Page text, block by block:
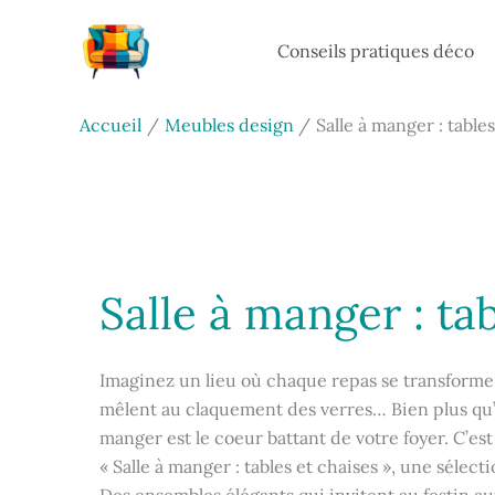
Conseils pratiques déco
Accueil Meubles design Salle à manger :
Salle à manger :
Imaginez un lieu où chaque repas se
mêlent au claquement des verres… Bien plus
manger est le coeur battant de votre foyer.
« Salle à manger : tables et chaises », une